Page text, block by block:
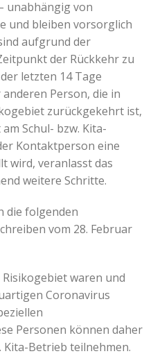
unabhängig von
und bleiben vorsorglich
aufgrund der
der Rückkehr zu
letzten 14 Tage
Person, die in
zurückgekehrt ist,
Schul- bzw. Kita-
Kontaktperson eine
wird, veranlasst das
weitere Schritte.
die folgenden
vom 28. Februar
waren und
Coronavirus
Personen können daher
Kita-Betrieb teilnehmen.